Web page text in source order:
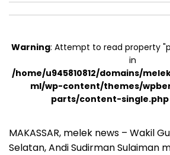
Warning: Attempt to read property
in
/home/u945810812/domains/
ml/wp-content/themes/
parts/content-single.php
MAKASSAR, melek news – Wakil
Selatan, Andi Sudirman Sulaiman